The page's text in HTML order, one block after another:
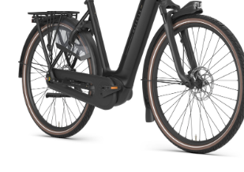
Stabiel frame met brede instap
Kleurendisplay met navigatie
Krachtige geïntegreerde verlichting
Luxe afwerking, meer comfort
Frame type